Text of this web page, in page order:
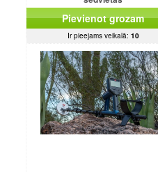
Pievienot grozam
Ir pieejams veikalā: 10